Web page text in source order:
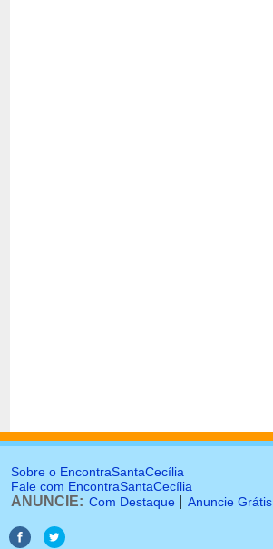
Sobre o EncontraSantaCecília
Fale com EncontraSantaCecília
ANUNCIE: Com Destaque Anuncie Grátis